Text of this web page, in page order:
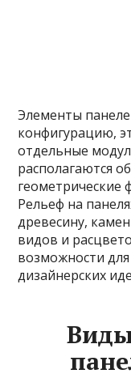
Элементы
конфигурацию,
отдельные
располагаются
геометрические
Рельеф на
древесину,
видов и
возможности
дизайнерских